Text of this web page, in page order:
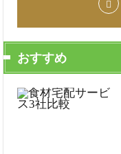
おすすめ